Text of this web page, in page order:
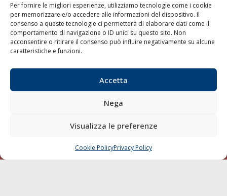
Per fornire le migliori esperienze, utilizziamo tecnologie come i cookie
per memorizzare e/o accedere alle informazioni del dispositivo. Il
consenso a queste tecnologie ci permetterà di elaborare dati come il
comportamento di navigazione o ID unici su questo sito. Non
acconsentire o ritirare il consenso può influire negativamente su alcune
caratteristiche e funzioni.
Accetta
Nega
Visualizza le preferenze
Cookie PolicyPrivacy Policy
Shipping
Porti/Interporti
Trasporti
Sostenibilità
Compagnie di Navigazione
Chi siamo
Contatti
CHIAMA SCRIVI